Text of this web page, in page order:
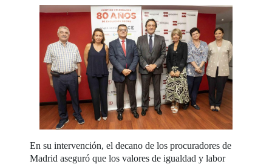
En su intervención, el decano de los procuradores de
Madrid aseguró que los valores de igualdad y labor